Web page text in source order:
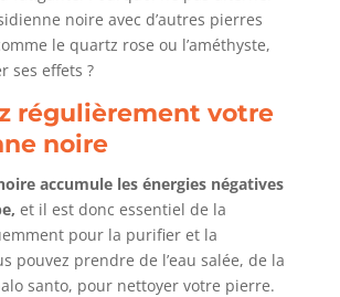
noire avec d’autres pierres
le quartz rose ou l’améthyste,
ses effets ?
régulièrement votre
noire
accumule les énergies négatives
et il est donc essentiel de la
pour la purifier et la
pouvez prendre de l’eau salée, de la
santo, pour nettoyer votre pierre.